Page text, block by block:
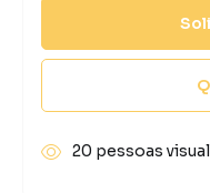
20 pessoas